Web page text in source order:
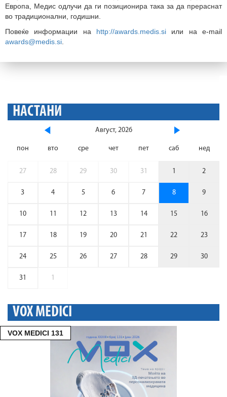
Европа, Медис одлучи да ги позиционира така за да прераснат
во традиционални, годишни.
Повеќе информации на http://awards.medis.si или на e-mail
awards@medis.si
НАСТАНИ
Август, 2026
пон вто сре чет пет саб нед
27 28 29 30 31 1 2
3 4 5 6 7 8 9
10 11 12 13 14 15 16
17 18 19 20 21 22 23
24 25 26 27 28 29 30
31 1
VOX MEDICI
VOX MEDICI 131